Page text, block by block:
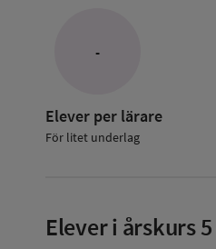
-
Elever per lärare
För litet underlag
Elever i årskurs 5